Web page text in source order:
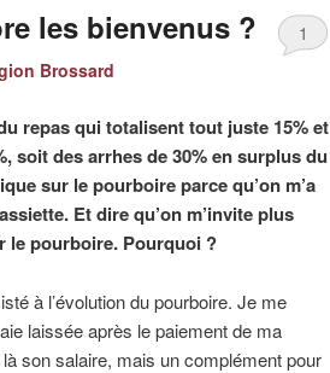
les bienvenus ?
Brossard
1
repas qui totalisent tout juste 15% et
soit des arrhes de 30% en surplus du
sur le pourboire parce qu’on m’a
Et dire qu’on m’invite plus
le pourboire. Pourquoi ?
à l’évolution du pourboire. Je me
laissée après le paiement de ma
son salaire, mais un complément pour